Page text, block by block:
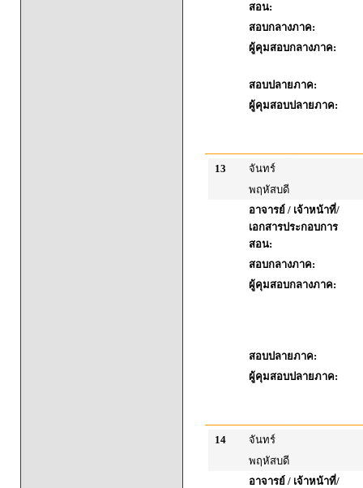
สอน:
สอบกลางภาค:
ผู้คุมสอบกลางภาค:
สอบปลายภาค:
ผู้คุมสอบปลายภาค:
13
จันทร์
พฤหัสบดี
อาจารย์ / เจ้าหน้าที่/
เอกสารประกอบการ
สอน:
สอบกลางภาค:
ผู้คุมสอบกลางภาค:
สอบปลายภาค:
ผู้คุมสอบปลายภาค:
14
จันทร์
พฤหัสบดี
อาจารย์ / เจ้าหน้าที่/